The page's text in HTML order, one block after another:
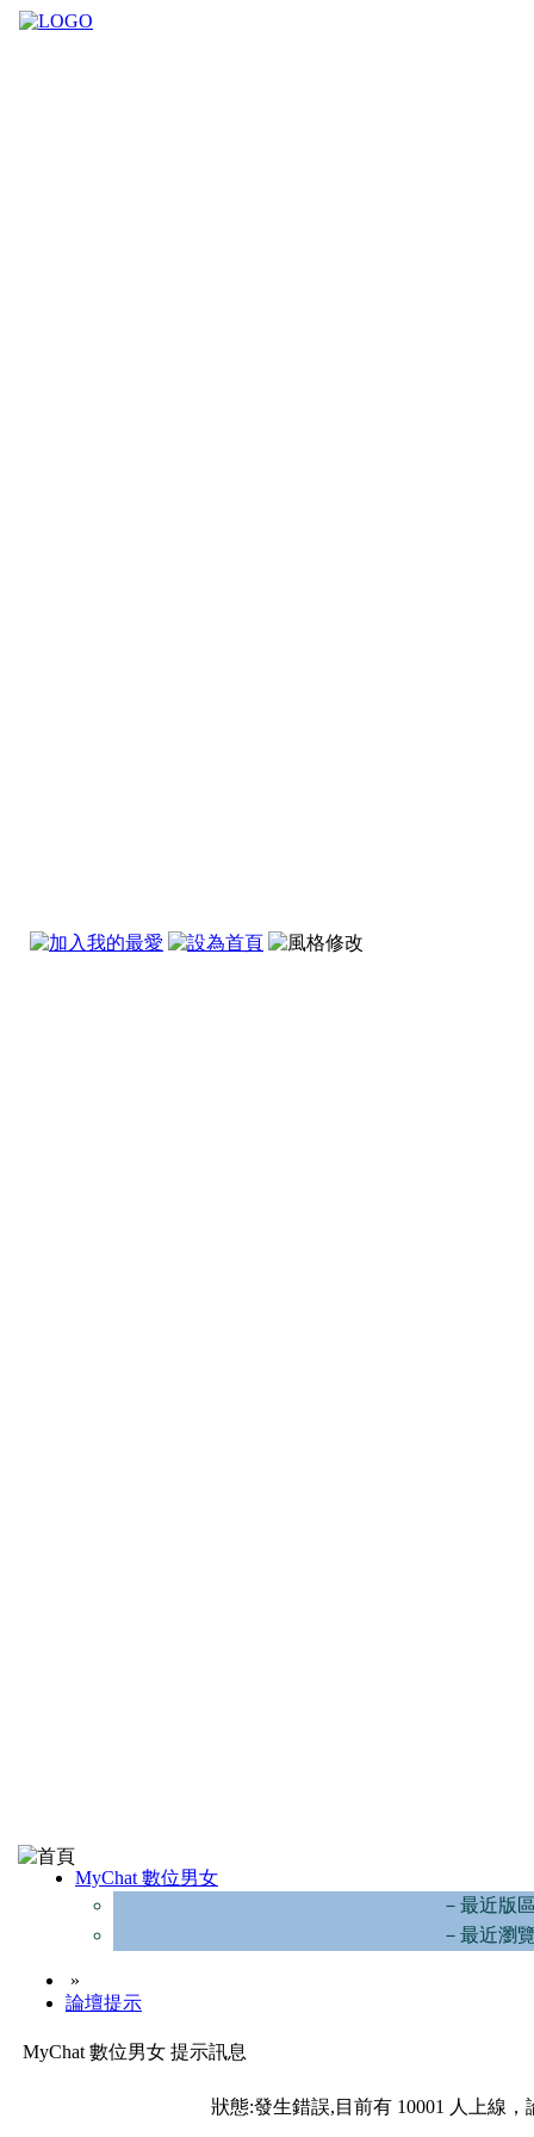
MyChat 數位男女
－最近版
－最近瀏
»
論壇提示
MyChat 數位男女 提示訊息
狀態:發生錯誤,目前有 10001 人上線